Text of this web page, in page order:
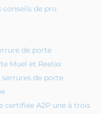
conseils de pro
de porte
Muel et Reelax
serrures de porte
certifiée A2P une à trois